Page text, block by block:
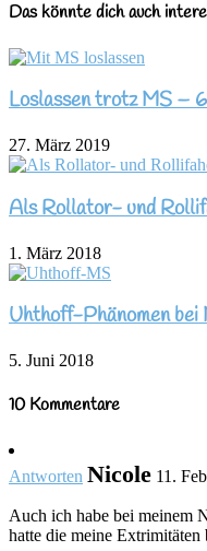
Das könnte dich auch
Loslassen trotz MS –
27. März 2019
Als Rollator- und
1. März 2018
Uhthoff-Phänomen bei
5. Juni 2018
10 Kommentare
Antworten Nicole 11.
Auch ich habe bei meinem
hatte die meine